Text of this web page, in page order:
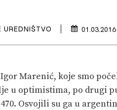
UREDNIŠTVO 01.03.2016
Marenić, koje smo
u optimistima, po drugi
Osvojili su ga u